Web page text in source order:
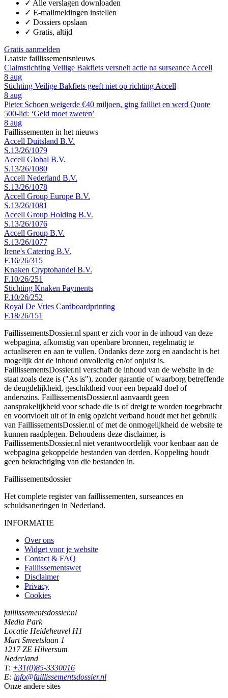
✓ Alle verslagen downloaden
✓ E-mailmeldingen instellen
✓ Dossiers opslaan
✓ Gratis, altijd
Gratis aanmelden
Laatste faillissementsnieuws
Claimstichting Veilige Bakfiets versnelt actie na surseance Accell
8 aug
Stichting Veilige Bakfiets geeft niet op richting Accell
8 aug
Pieter Schoen weigerde €40 miljoen, ging failliet en werd Quote
500-lid: ‘Geld moet zweten’
8 aug
Faillissementen in het nieuws
Accell Duitsland B.V.
S.13/26/1079
Accell Global B.V.
S.13/26/1080
Accell Nederland B.V.
S.13/26/1078
Accell Group Europe B.V.
S.13/26/1081
Accell Group Holding B.V.
S.13/26/1076
Accell Group B.V.
S.13/26/1077
Irene's Catering B.V.
F.16/26/315
Knaken Cryptohandel B.V.
F.10/26/251
Stichting Knaken Payments
F.10/26/252
Royal De Vries Cardboardprinting
F.18/26/151
FaillissementsDossier.nl spant er zich voor in de inhoud van deze
webpagina, afkomstig van openbare bronnen, regelmatig te
actualiseren en aan te vullen. Ondanks deze zorg en aandacht is het
mogelijk dat de inhoud onvolledig en/of onjuist is.
FaillissementsDossier.nl verschaft de inhoud van de website in de
staat zoals deze is ("As is"), zonder garantie of waarborg betreffende
de deugdelijkheid, geschiktheid voor een bepaald doel of
anderszins. FaillissementsDossier.nl aanvaardt geen
aansprakelijkheid voor schade die is of dreigt te worden toegebracht
en voortvloeit uit of in enig opzicht verband houdt met het gebruik
van FaillissementsDossier.nl of met de onmogelijkheid de website te
kunnen raadplegen. Behoudens deze disclaimer, is
FaillissementsDossier.nl niet verantwoordelijk voor kenbaar aan de
webpagina gekoppelde bestanden van derden. Koppeling houdt
geen bekrachtiging van die bestanden in.
Faillissementsdossier
Het complete register van faillissementen, surseances en
schuldsaneringen in Nederland.
INFORMATIE
Over ons
Widget voor je website
Contact & FAQ
Faillissementswet
Disclaimer
Privacy
Cookies
faillissementsdossier.nl
Media Park
Locatie Heideheuvel H1
Mart Smeetslaan 1
1217 ZE Hilversum
Nederland
T: +31(0)85-3330016
E: info@faillissementsdossier.nl
Onze andere sites